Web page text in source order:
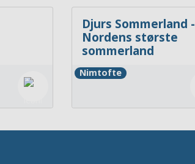
Djurs Sommerland -
Nordens største
sommerland
Nimtofte